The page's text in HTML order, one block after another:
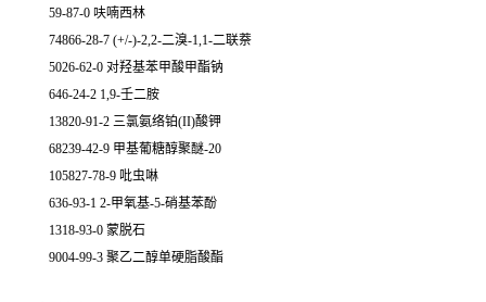
59-87-0 呋喃西林
74866-28-7 (+/-)-2,2-二溴-1,1-二联萘
5026-62-0 对羟基苯甲酸甲酯钠
646-24-2 1,9-壬二胺
13820-91-2 三氯氨络铂(II)酸钾
68239-42-9 甲基葡糖醇聚醚-20
105827-78-9 吡虫啉
636-93-1 2-甲氧基-5-硝基苯酚
1318-93-0 蒙脱石
9004-99-3 聚乙二醇单硬脂酸酯